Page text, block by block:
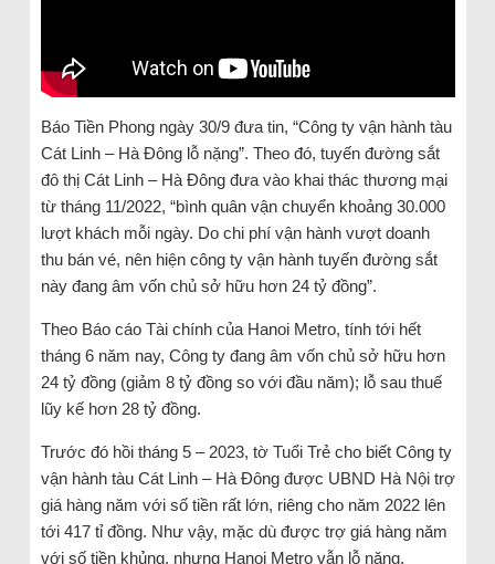
Báo Tiền Phong ngày 30/9 đưa tin, “Công ty vận hành tàu
Cát Linh – Hà Đông lỗ nặng”. Theo đó, tuyến đường sắt
đô thị Cát Linh – Hà Đông đưa vào khai thác thương mại
từ tháng 11/2022, “bình quân vận chuyển khoảng 30.000
lượt khách mỗi ngày. Do chi phí vận hành vượt doanh
thu bán vé, nên hiện công ty vận hành tuyến đường sắt
này đang âm vốn chủ sở hữu hơn 24 tỷ đồng”.
Theo Báo cáo Tài chính của Hanoi Metro, tính tới hết
tháng 6 năm nay, Công ty đang âm vốn chủ sở hữu hơn
24 tỷ đồng (giảm 8 tỷ đồng so với đầu năm); lỗ sau thuế
lũy kế hơn 28 tỷ đồng.
Trước đó hồi tháng 5 – 2023, tờ Tuổi Trẻ cho biết Công ty
vận hành tàu Cát Linh – Hà Đông được UBND Hà Nội trợ
giá hàng năm với số tiền rất lớn, riêng cho năm 2022 lên
tới 417 tỉ đồng. Như vậy, mặc dù được trợ giá hàng năm
với số tiền khủng, nhưng Hanoi Metro vẫn lỗ nặng.